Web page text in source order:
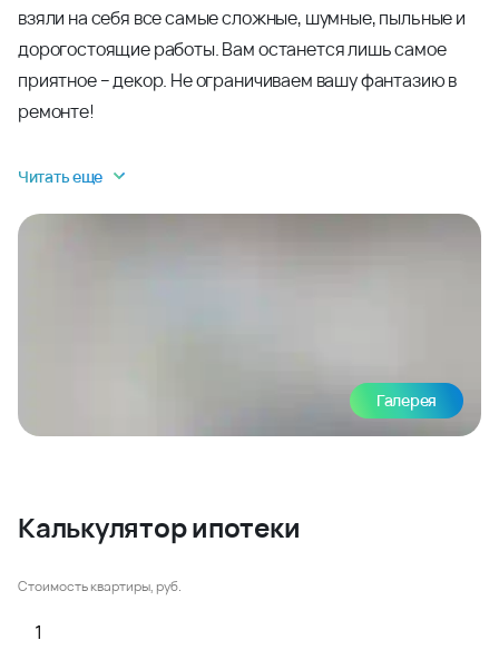
взяли на себя все самые сложные, шумные, пыльные и
дорогостоящие работы. Вам останется лишь самое
приятное – декор. Не ограничиваем вашу фантазию в
ремонте!
Читать еще
Галерея
Калькулятор ипотеки
Стоимость квартиры, руб.